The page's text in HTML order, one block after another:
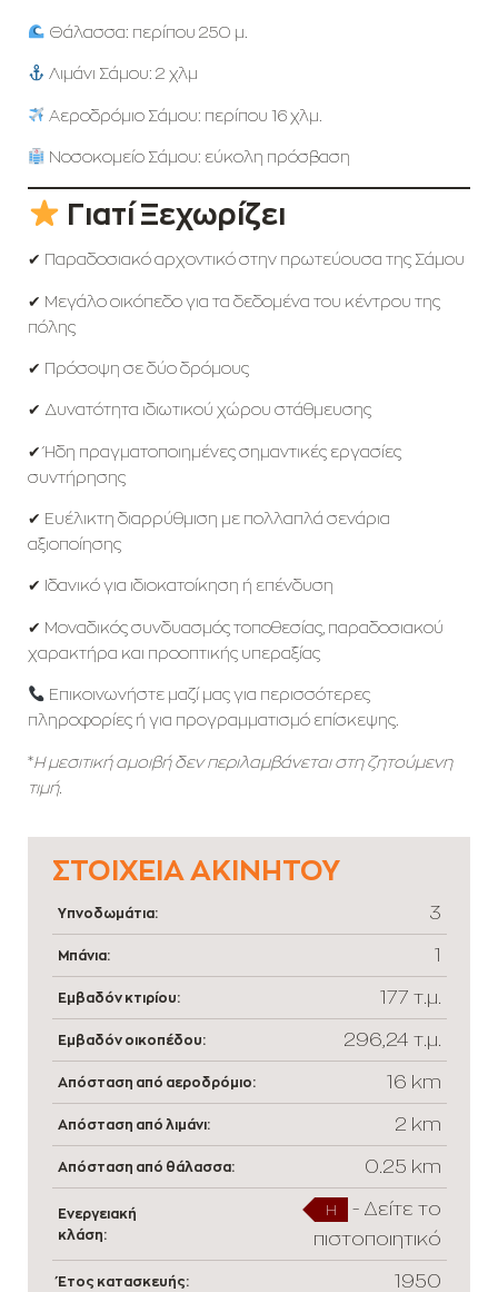
Θάλασσα: περίπου 250 μ.
Λιμάνι Σάμου: 2 χλμ
Αεροδρόμιο Σάμου: περίπου 16 χλμ.
Νοσοκομείο Σάμου: εύκολη πρόσβαση
Γιατί Ξεχωρίζει
✔ Παραδοσιακό αρχοντικό στην πρωτεύουσα της Σάμου
✔ Μεγάλο οικόπεδο για τα δεδομένα του κέντρου της
πόλης
✔ Πρόσοψη σε δύο δρόμους
✔ Δυνατότητα ιδιωτικού χώρου στάθμευσης
✔ Ήδη πραγματοποιημένες σημαντικές εργασίες
συντήρησης
✔ Ευέλικτη διαρρύθμιση με πολλαπλά σενάρια
αξιοποίησης
✔ Ιδανικό για ιδιοκατοίκηση ή επένδυση
✔ Μοναδικός συνδυασμός τοποθεσίας, παραδοσιακού
χαρακτήρα και προοπτικής υπεραξίας
Επικοινωνήστε μαζί μας για περισσότερες
πληροφορίες ή για προγραμματισμό επίσκεψης.
*Η μεσιτική αμοιβή δεν περιλαμβάνεται στη ζητούμενη
τιμή.
Υπνοδωμάτια: 3
Μπάνια: 1
Εμβαδόν κτιρίου: 177 τ.μ.
Εμβαδόν οικοπέδου: 296,24 τ.μ.
Απόσταση από αεροδρόμιο: 16 km
Απόσταση από λιμάνι: 2 km
Απόσταση από θάλασσα: 0.25 km
Ενεργειακή
κλάση:
H - Δείτε το
πιστοποιητικό
Έτος κατασκευής: 1950
ΣΤΟΙΧΕΊΑ ΑΚΙΝΉΤΟΥ